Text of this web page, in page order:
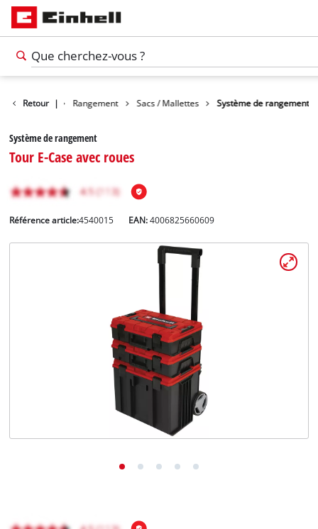
Retour |
Accessoires Rangement Sacs / Mallettes Système de rangement
Système de rangement
Tour E-Case avec roues
Référence article:4540015 EAN:4006825660609